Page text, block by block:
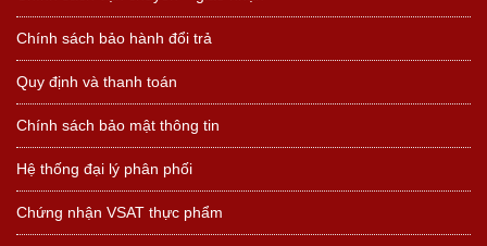
Chính sách bảo hành đổi trả
Quy định và thanh toán
Chính sách bảo mật thông tin
Hệ thống đại lý phân phối
Chứng nhận VSAT thực phẩm